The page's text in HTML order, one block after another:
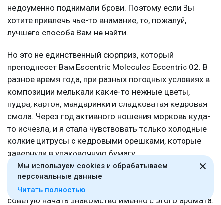
Мы используем cookies и обрабатываем
персональные данные
Читать полностью
недоуменно поднимали брови. Поэтому если Вы
хотите привлечь чье-то внимание, то, пожалуй,
лучшего способа Вам не найти.
Но это не единственный сюрприз, который
преподнесет Вам Escentric Molecules Escentric 02. В
разное время года, при разных погодных условиях в
композиции мелькали какие-то нежные цветы,
пудра, картон, мандаринки и сладковатая кедровая
смола. Через год активного ношения морковь куда-
то исчезла, и я стала чувствовать только холодные
колкие цитрусы с кедровыми орешками, которые
завернули в упаковочную бумагу.
Если Вы не против парфюмерных экспериментов и
хотите узнать, за что все так любят «Молекулы»,
советую начать знакомство именно с этого аромата.